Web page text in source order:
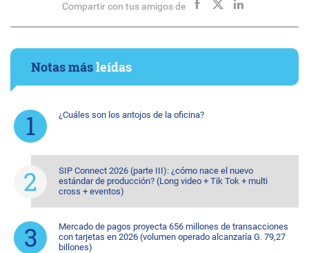
Compartir con tus amigos de
Notas másleídas
¿Cuáles son los antojos de la oficina?
SIP Connect 2026 (parte III): ¿cómo nace el nuevo
estándar de producción? (Long video + Tik Tok + multi
cross + eventos)
Mercado de pagos proyecta 656 millones de transacciones
con tarjetas en 2026 (volumen operado alcanzaría G. 79,27
billones)